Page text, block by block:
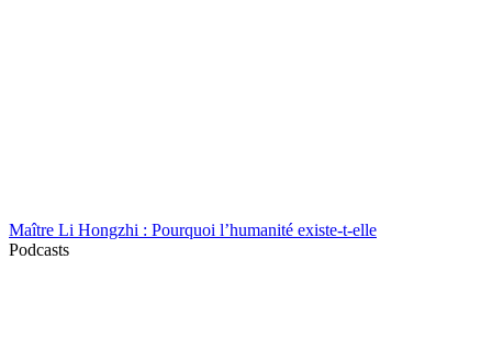
Maître Li Hongzhi : Pourquoi l’humanité existe-t-elle
Podcasts